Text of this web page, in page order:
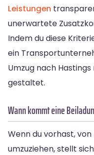
Leistungen
unerwartete
Indem du diese
ein
Umzug nach
gestaltet.
Wann kommt eine
Wenn du vorhast,
umzuziehen, stellt